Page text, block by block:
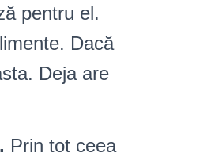
pentru el.
Dacă
Deja are
Prin tot ceea